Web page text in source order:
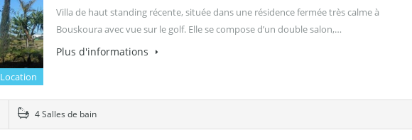
Location
Villa de haut standing récente, située dans une résidence fermée très calme à
Bouskoura avec vue sur le golf. Elle se compose d’un double salon,…
Plus d'informations
4 Salles de bain